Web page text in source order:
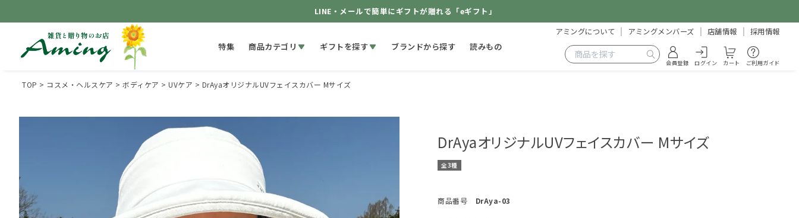
LINE・メールで簡単にギフトが贈れる「eギフト」
特集 商品カテゴリ ギフトを探す ブランドから探す 読みもの
アミングについて アミングメンバーズ 店舗情報 採用情報
会員登録 ログイン カート ご利用ガイド
TOP コスメ・ヘルスケア ボディケア UVケア DrAyaオリジナルUVフェイスカバー Mサイズ
DrAyaオリジナルUVフェイスカバー Mサイズ
全3種
商品番号 DrAya-03